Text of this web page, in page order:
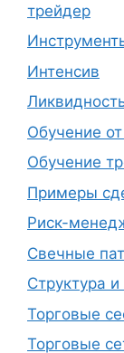
трейдер
Интенсив
Обучение
Обучение
Примеры
Риск-
Свечные
Структура
Торговые
Торговые